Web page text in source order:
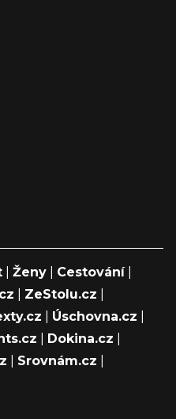
Ženy Cestování|
ZeStolu.cz
Úschovna.cz
Dokina.cz
Srovnám.cz